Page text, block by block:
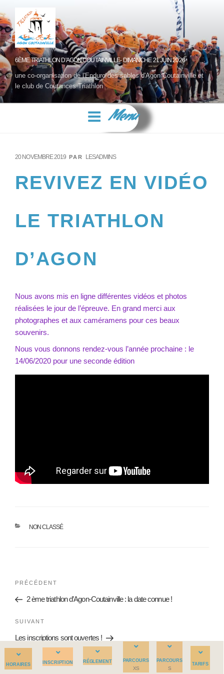
6ÈME TRIATHLON D'AGON COUTAINVILLE- DIMANCHE 21 JUIN 2026
une co-organisation de l'Enduro des sables d'Agon Coutainville et
le club de Coutances Triathlon
Menu
20 NOVEMBRE 2019 PAR LESADMINS
REVIVEZ EN VIDÉO
LE TRIATHLON
D’AGON
Nous avons mis en ligne différentes vidéos et photos
réalisées le jour de l’épreuve. En grand merci aux
photographes et aux caméramens pour ces beaux
souvenirs.
Nous vous donnons rendez-vous l’année prochaine : le
14/06/2020 pour une seconde édition
NON CLASSÉ
PRÉCÉDENT
2 ème triathlon d’Agon-Coutainville : la date connue !
SUIVANT
Les inscriptions sont ouvertes !
PARCOURS
S
PARCOURS
XS
HORAIRES TARIFS
RÉGLEMENT
INSCRIPTION